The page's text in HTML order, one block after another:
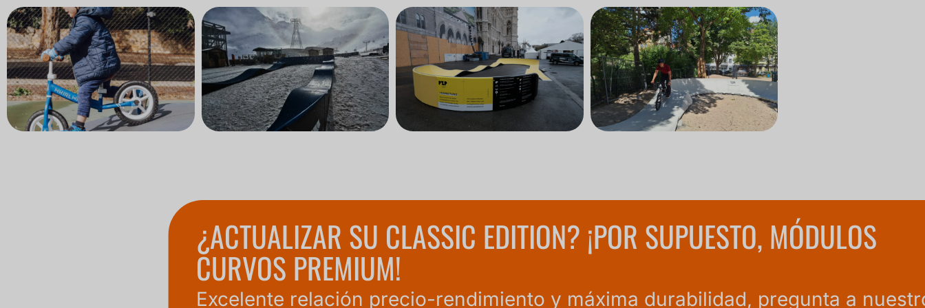
¿ACTUALIZAR SU CLASSIC EDITION? ¡POR SUPUESTO, MÓDULOS
CURVOS PREMIUM!
Excelente relación precio-rendimiento y máxima durabilidad, pregunta a